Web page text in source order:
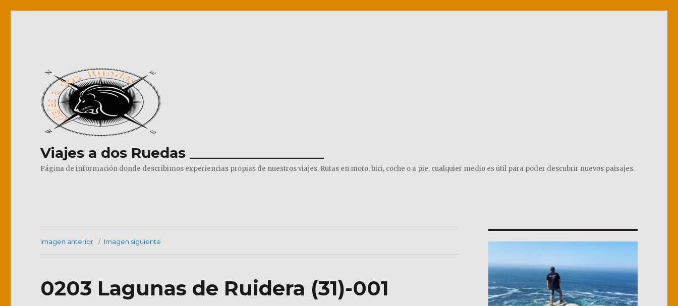
Viajes a dos Ruedas ___________________
Página de información donde describimos experiencias propias de nuestros viajes. Rutas en moto, bici, coche o a pie, cualquier medio es útil para poder descubrir nuevos paisajes.
Imagen anterior Imagen siguiente
0203 Lagunas de Ruidera (31)-001